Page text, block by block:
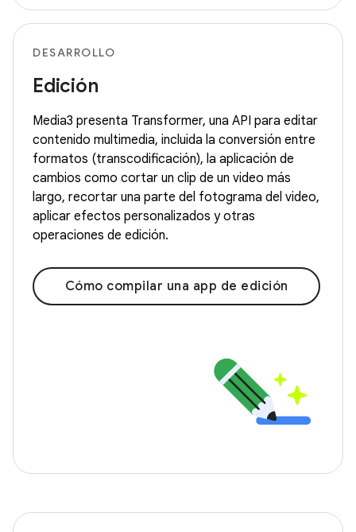
DESARROLLO
Edición
Media3 presenta Transformer, una API para editar
contenido multimedia, incluida la conversión entre
formatos (transcodificación), la aplicación de
cambios como cortar un clip de un video más
largo, recortar una parte del fotograma del video,
aplicar efectos personalizados y otras
operaciones de edición.
Cómo compilar una app de edición